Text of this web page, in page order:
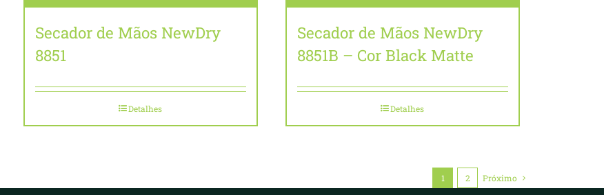
Secador de Mãos NewDry
8851
Detalhes
Secador de Mãos NewDry
8851B – Cor Black Matte
Detalhes
1 2 Próximo